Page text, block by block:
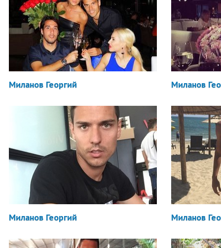
Миланов Георгий Миланов
Миланов Георгий Миланов